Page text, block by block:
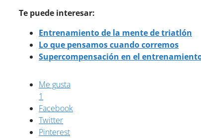
Te puede interesar:
Entrenamiento de la mente de triatlón
Lo que pensamos cuando corremos
Supercompensación en el
Me gusta
1
Facebook
Twitter
Pinterest